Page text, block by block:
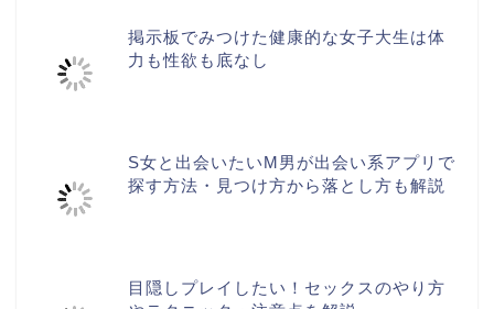
掲示板でみつけた健康的な女子大生は体
力も性欲も底なし
S女と出会いたいM男が出会い系アプリで
探す方法・見つけ方から落とし方も解説
目隠しプレイしたい！セックスのやり方